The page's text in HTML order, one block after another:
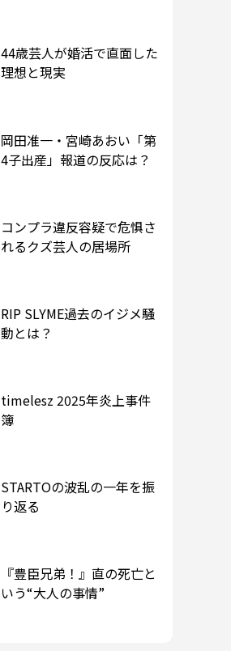
44歳芸人が婚活で直面した
理想と現実
岡田准一・宮崎あおい「第
4子出産」報道の反応は？
コンプラ違反容疑で危惧さ
れるクズ芸人の居場所
RIP SLYME過去のイジメ騒
動とは？
timelesz 2025年炎上事件
簿
STARTOの波乱の一年を振
り返る
『豊臣兄弟！』直の死亡と
いう“大人の事情”